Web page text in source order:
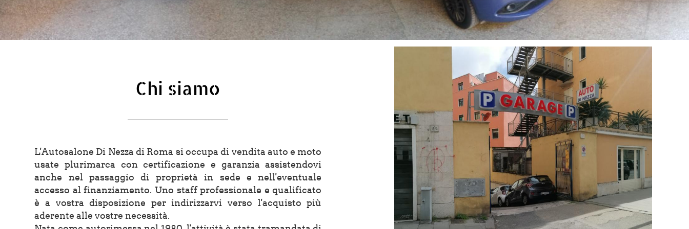
Chi siamo
L'Autosalone Di Nezza di Roma si occupa di vendita auto e moto
usate plurimarca con certificazione e garanzia assistendovi
anche nel passaggio di proprietà in sede e nell'eventuale
accesso al finanziamento. Uno staff professionale e qualificato
è a vostra disposizione per indirizzarvi verso l'acquisto più
aderente alle vostre necessità.